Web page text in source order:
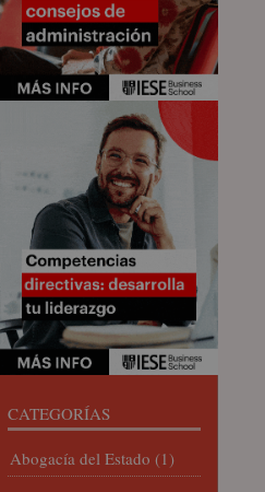
CATEGORÍAS
Abogacía del Estado (1)